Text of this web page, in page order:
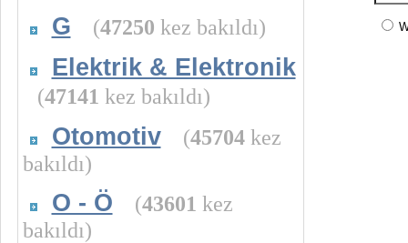
G (47250 kez bakıldı)
Elektrik & Elektronik
(47141 kez bakıldı)
Otomotiv (45704kez
bakıldı)
O - Ö (43601 kez
bakıldı)